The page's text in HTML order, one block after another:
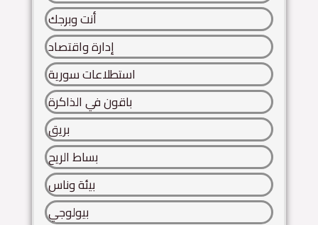
أنت وبرجك
إدارة واقتصاد
استطلاعات سورية
باقون في الذاكرة
بريق
بساط الريح
بيئة وناس
بيولوجي